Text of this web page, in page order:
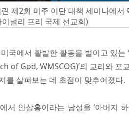
제2회 미주 이단 대책 세미나에서
널리 프리 국제 선교회)
국에서 활발한 활동을 벌이고 있
of God, WMSCOG)’의 교리와 포
를 살펴보는 데 초점이 맞추어졌다.
서 안상홍이라는 남성을 ‘아버지